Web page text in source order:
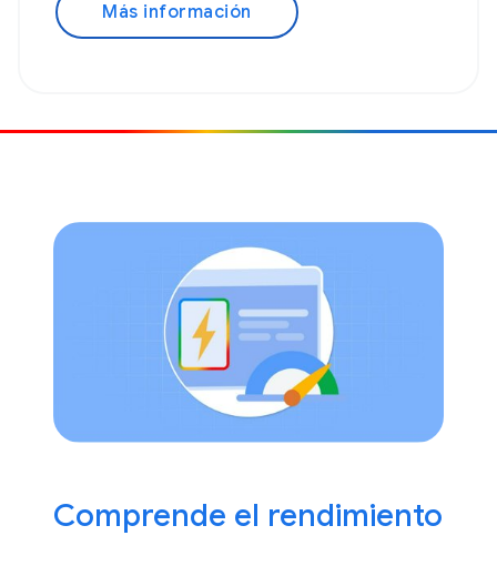
Más información
Comprende el rendimiento